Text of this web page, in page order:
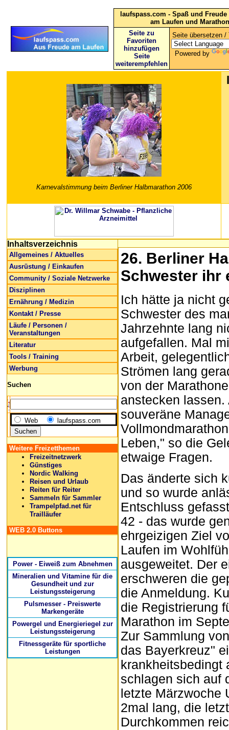
laufspass.com - Spaß und
am Laufen und Marathon
Seite zu
Favoriten
hinzufügen
Seite
weiterempfehlen
Seite übersetzen /
Powered by
Karnevalstimmung beim Berliner Halbmarathon 2006
Inhaltsverzeichnis
Allgemeines / Aktuelles
Ausrüstung / Einkaufen
Community / Soziale Netzwerke
Disziplinen
Ernährung / Medizin
Kontakt / Presse
Läufe / Personen /
Veranstaltungen
Literatur
Tools / Training
Werbung
Suchen
Web laufspass.com
Weitere Freizetthemen
Freizeitnetzwerk
Günstiges
Nordic Walking
Reisen und Urlaub
Reiten für Reiter
Sammeln für Sammler
Trampelpfad.net für
Trailläufer
WEB 2.0 Buttons
Power - Eiweiß zum Abnehmen
Mineralien und Vitamine für die
Gesundheit und zur
Leistungssteigerung
Pulsmesser - Preiswerte
Markengeräte
Powergel und Energieriegel zur
Leistungssteigerung
Fitnessgeräte für sportliche
Leistungen
26. Berliner
Schwester ihr
Ich hätte ja nicht
Schwester des
Jahrzehnte lang
aufgefallen. Mal
Arbeit,
Strömen lang
von der
anstecken
souveräne
Leben," so die
etwaige Fragen.
Das änderte sich
und so wurde
Entschluss
42 - das wurde
ehrgeizigen Ziel
Laufen im
ausgeweitet. Der
erschweren die
die Anmeldung.
die Registrierung
Marathon im
Zur Sammlung
das Bayerkreuz"
krankheitsbedingt
schlagen sich auf
letzte Märzwoche
2mal lang, die
Durchkommen